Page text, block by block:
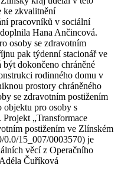
ke zkvalitnění
pracovníků v sociální
Hana Ančincová.
osoby se zdravotním
pak týdenní stacionář ve
dokončeno chráněné
rodinného domu v
prostory chráněného
se zdravotním postižením
objektu pro osoby s
„Transformace
postižením ve Zlínském
0.0/15_007/0003570) je
věcí z Operačního
Čuříková